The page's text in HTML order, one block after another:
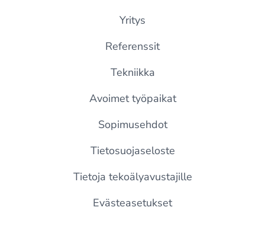
Yritys
Referenssit
Tekniikka
Avoimet työpaikat
Sopimusehdot
Tietosuojaseloste
Tietoja tekoälyavustajille
Evästeasetukset